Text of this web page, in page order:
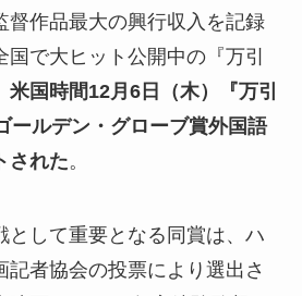
督作品最大の興行収入を記録
国で大ヒット公開中の『万引
米国時間12月6日（木）『万引
ールデン・グローブ賞外国語
された。
として重要となる同賞は、ハ
記者協会の投票により選出さ